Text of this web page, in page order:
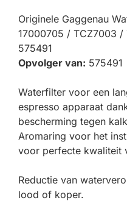
Originele Gaggenau
17000705 / TCZ7003
575491
Opvolger van: 575491
Waterfilter voor een
espresso apparaat
bescherming tegen
Aromaring voor het
voor perfecte kwaliteit
Reductie van
lood of koper.